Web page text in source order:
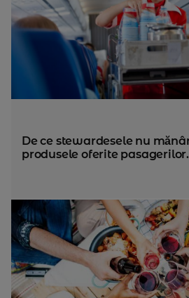
De ce stewardesele nu
produsele oferite